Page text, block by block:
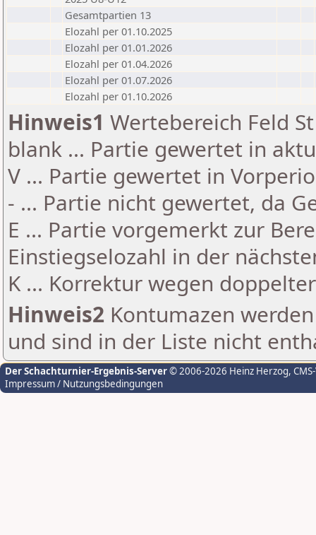
Gesamtpartien 13
Elozahl per 01.10.2025
Elozahl per 01.01.2026
Elozahl per 01.04.2026
Elozahl per 01.07.2026
Elozahl per 01.10.2026
Hinweis1 Wertebereich Feld
blank ... Partie gewertet in
V ... Partie gewertet in
- ... Partie nicht gewertet, da
E ... Partie vorgemerkt zur
Einstiegselozahl in der
K ... Korrektur wegen
Hinweis2 Kontumazen
und sind in der Liste nicht
Der Schachturnier-Ergebnis-Server© 2006-2026 Heinz Herzog,
Impressum / Nutzungsbedingungen